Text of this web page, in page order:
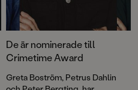
De är nominerade till
Crimetime Award
Greta Boström, Petrus Dahlin